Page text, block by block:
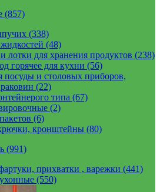
(857)
(338)
(48)
лотки для хранения продуктов (238)
горячее для кухни (56)
и столовых приборов,
(22)
типа (67)
(2)
(6)
кронштейны (80)
(991)
прихватки , варежки (441)
(550)